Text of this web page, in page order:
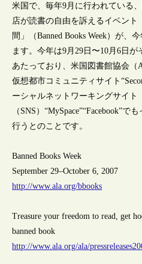
米国で、毎年9月に行われている
店が読書の自由を訴えるイベント
間」（Banned Books Week）が、
ます。今年は9月29日〜10月6日が
あたっており、米国図書館協会（
仮想都市コミュニティサイト
ーシャルネットワーキングサイト
（SNS）“MySpace”“Facebook”で
行うとのことです。
Banned Books Week
September 29–October 6, 2007
http://www.ala.org/bbooks
Treasure your freedom to read, get
banned book
http://www.ala.org/ala/